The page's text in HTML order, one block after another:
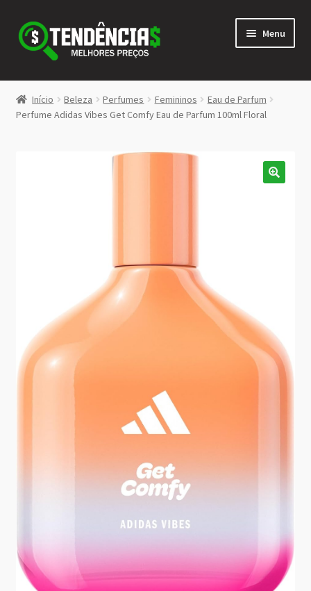
Pular
para
navegação
Pular
para
conteúdo
Menu
LOJA
<>
Início Beleza Perfumes Femininos
Eau de Parfum
Perfume Adidas Vibes Get Comfy Eau de Parfum 100ml Floral